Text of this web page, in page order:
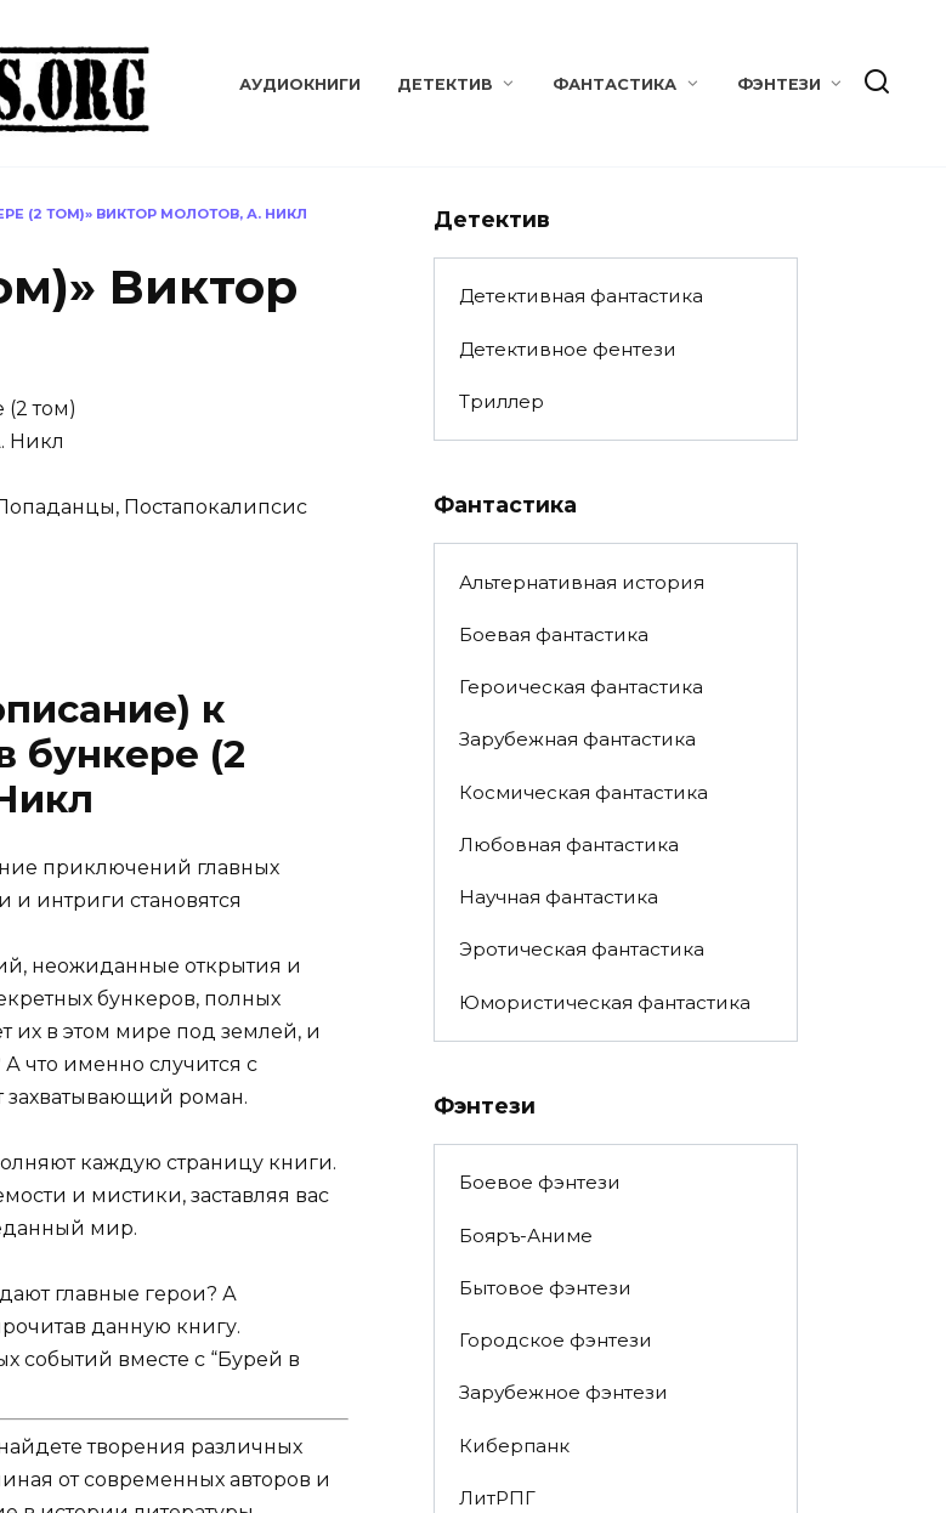
АУДИОКНИГИ ДЕТЕКТИВ ФАНТАСТИКА ФЭНТЕЗИ
(2 ТОМ)» ВИКТОР МОЛОТОВ, А. НИКЛ
Виктор
(2 том)
Никл
Постапокалипсис
к
бункере (2
приключений главных
и интриги становятся
неожиданные открытия и
бункеров, полных
их в этом мире под землей, и
что именно случится с
захватывающий роман.
каждую страницу книги.
и мистики, заставляя вас
мир.
главные герои? А
данную книгу.
событий вместе с “Бурей в
творения различных
от современных авторов и
Детектив
Детективная фантастика
Детективное фентези
Триллер
Фантастика
Альтернативная история
Боевая фантастика
Героическая фантастика
Зарубежная фантастика
Космическая фантастика
Любовная фантастика
Научная фантастика
Эротическая фантастика
Юмористическая фантастика
Фэнтези
Боевое фэнтези
Бояръ-Аниме
Бытовое фэнтези
Городское фэнтези
Зарубежное фэнтези
Киберпанк
ЛитРПГ